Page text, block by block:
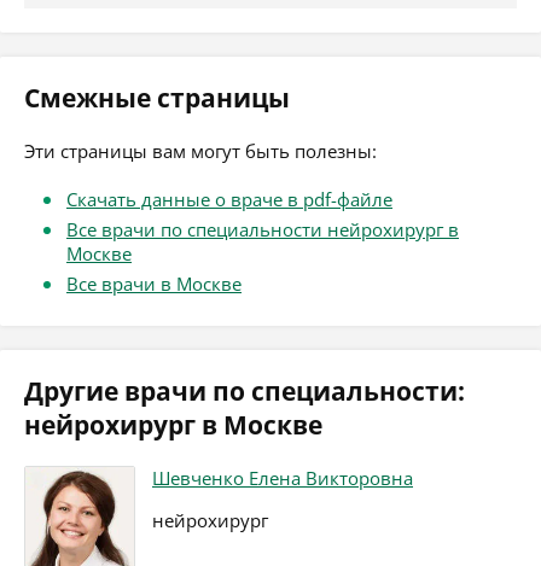
Смежные страницы
Эти страницы вам могут быть полезны:
Скачать данные о враче в pdf-файле
Все врачи по специальности нейрохирург в
Москве
Все врачи в Москве
Другие врачи по специальности:
нейрохирург в Москве
Шевченко Елена Викторовна
нейрохирург